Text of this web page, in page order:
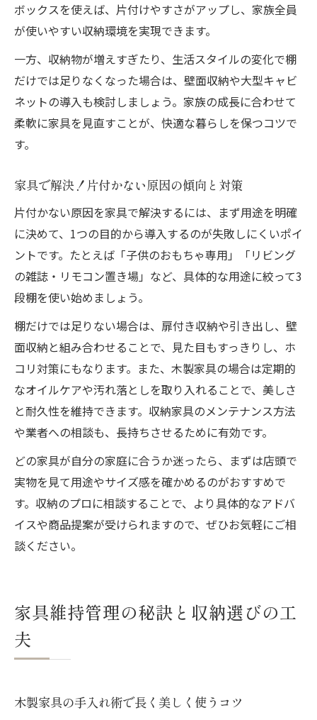
ボックスを使えば、片付けやすさがアップし、家族全員
が使いやすい収納環境を実現できます。
一方、収納物が増えすぎたり、生活スタイルの変化で棚
だけでは足りなくなった場合は、壁面収納や大型キャビ
ネットの導入も検討しましょう。家族の成長に合わせて
柔軟に家具を見直すことが、快適な暮らしを保つコツで
す。
家具で解決！片付かない原因の傾向と対策
片付かない原因を家具で解決するには、まず用途を明確
に決めて、1つの目的から導入するのが失敗しにくいポイ
ントです。たとえば「子供のおもちゃ専用」「リビング
の雑誌・リモコン置き場」など、具体的な用途に絞って3
段棚を使い始めましょう。
棚だけでは足りない場合は、扉付き収納や引き出し、壁
面収納と組み合わせることで、見た目もすっきりし、ホ
コリ対策にもなります。また、木製家具の場合は定期的
なオイルケアや汚れ落としを取り入れることで、美しさ
と耐久性を維持できます。収納家具のメンテナンス方法
や業者への相談も、長持ちさせるために有効です。
どの家具が自分の家庭に合うか迷ったら、まずは店頭で
実物を見て用途やサイズ感を確かめるのがおすすめで
す。収納のプロに相談することで、より具体的なアドバ
イスや商品提案が受けられますので、ぜひお気軽にご相
談ください。
家具維持管理の秘訣と収納選びの工
夫
木製家具の手入れ術で長く美しく使うコツ